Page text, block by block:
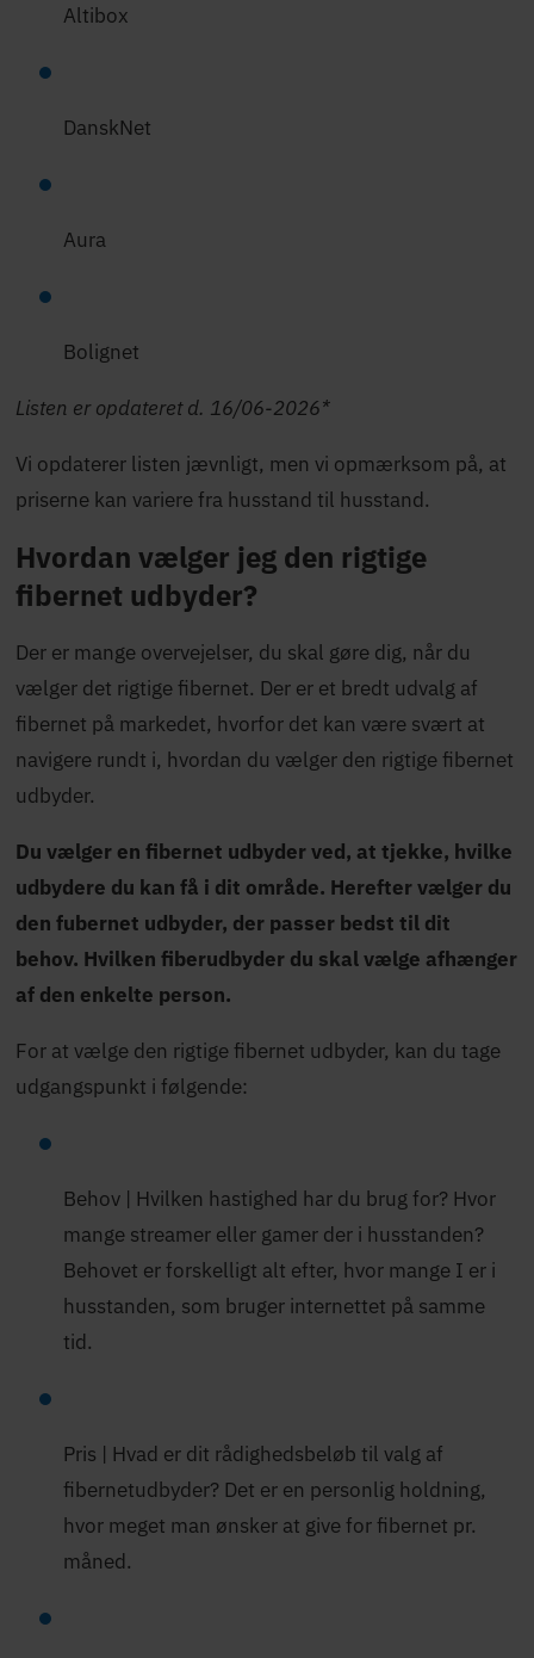
Altibox
DanskNet
Aura
Bolignet
Listen er opdateret d. 16/06-2026*
Vi opdaterer listen jævnligt, men vi opmærksom på, at
priserne kan variere fra husstand til husstand.
Hvordan vælger jeg den rigtige
fibernet udbyder?
Der er mange overvejelser, du skal gøre dig, når du
vælger det rigtige fibernet. Der er et bredt udvalg af
fibernet på markedet, hvorfor det kan være svært at
navigere rundt i, hvordan du vælger den rigtige fibernet
udbyder.
Du vælger en fibernet udbyder ved, at tjekke, hvilke
udbydere du kan få i dit område. Herefter vælger du
den fubernet udbyder, der passer bedst til dit
behov. Hvilken fiberudbyder du skal vælge afhænger
af den enkelte person.
For at vælge den rigtige fibernet udbyder, kan du tage
udgangspunkt i følgende:
Behov | Hvilken hastighed har du brug for? Hvor
mange streamer eller gamer der i husstanden?
Behovet er forskelligt alt efter, hvor mange I er i
husstanden, som bruger internettet på samme
tid.
Pris | Hvad er dit rådighedsbeløb til valg af
fibernetudbyder? Det er en personlig holdning,
hvor meget man ønsker at give for fibernet pr.
måned.